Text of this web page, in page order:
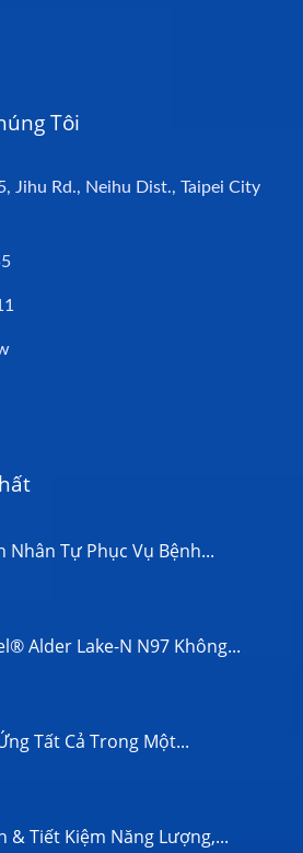
Tôi
Jihu Rd., Neihu Dist., Taipei City
Nhân Tự Phục Vụ Bệnh...
Alder Lake-N N97 Không...
Tất Cả Trong Một...
& Tiết Kiệm Năng Lượng,...